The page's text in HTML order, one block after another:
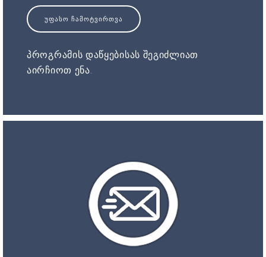
ᲣᲤᲐᲡᲝ ᲩᲐᲛᲝᲢᲕᲘᲠᲗᲕᲐ
პროგრამის დაწყებისას შეგიძლიათ
აირჩიოთ ენა.